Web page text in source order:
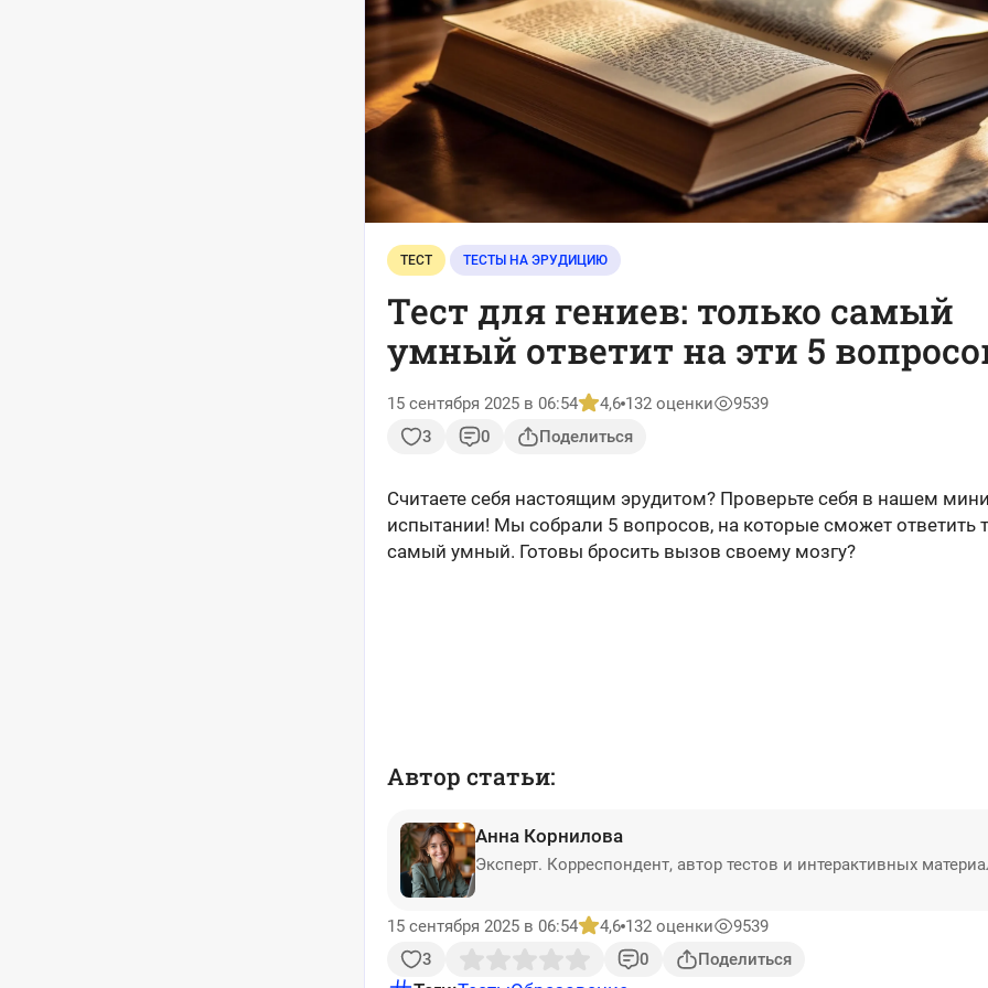
ТЕСТ ТЕСТЫ НА ЭРУДИЦИЮ
Тест для гениев: только самый
умный ответит на эти 5
15 сентября 2025 в 06:54 4,6 132 оценки
9539
3
0 Поделиться
Считаете себя настоящим эрудитом? Проверьте себя в нашем
испытании! Мы собрали 5 вопросов, на которые сможет ответить
самый умный. Готовы бросить вызов своему мозгу?
Автор статьи:
Анна Корнилова
Эксперт. Корреспондент, автор тестов и интерактивных
15 сентября 2025 в 06:54 4,6 132 оценки
9539
3
0 Поделиться